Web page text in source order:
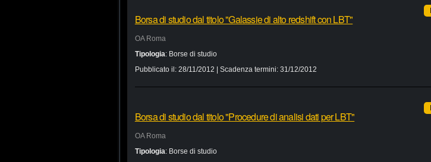
Borsa di studio dal titolo "Galassie di alto redshift con LBT"
OA Roma
Tipologia: Borse di studio
Pubblicato il: 28/11/2012 | Scadenza termini: 31/12/2012
Borsa di studio dal titolo "Procedure di analisi dati per LBT"
OA Roma
Tipologia: Borse di studio